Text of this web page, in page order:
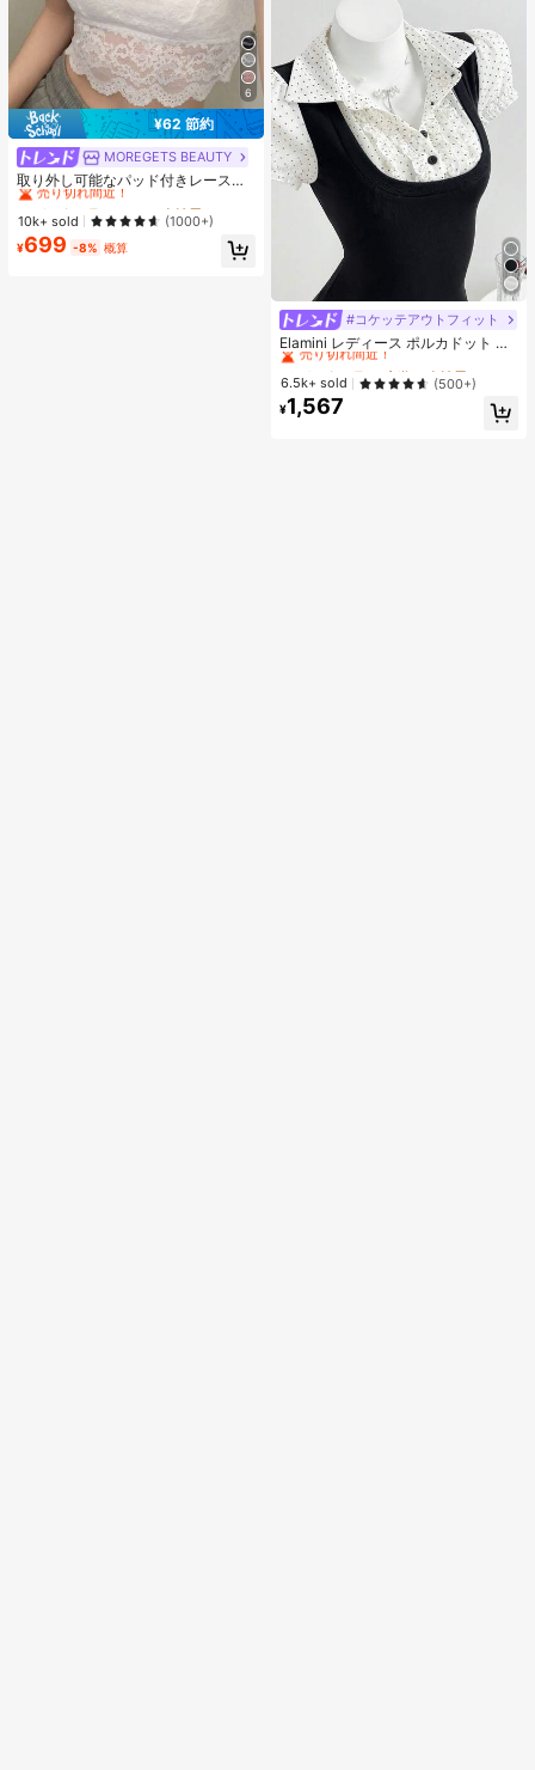
6
¥62 節約
MOREGETS BEAUTY
取り外し可能なパッド付きレースキ
ャミソール、多用途ノースリーブア
ンダーシャツ、女性向け、新学期、
クリスマス、春節、カジュアルホワ
イトサマー、シック&エレガント
#1 ベストセラー
モスク 女性用タンクトップ&キャミス
売り切れ間近！
#1 ベストセラー
売り切れ間近！
#1 ベストセラー
売り切れ間近！
#1 ベストセラー
10k+ sold (1000+)
¥699 -8% 概算
#コケッテアウトフィット
Elamini レディース ポルカドット パ
ッチワーク レーストリム 配色 ウエ
スト ショートスリーブ トップス 夏
用
#2 ベストセラー
夜遊び 女性用ブラウス
売り切れ間近！
#2 ベストセラー
売り切れ間近！
#2 ベストセラー
売り切れ間近！
#2 ベストセラー
6.5k+ sold (500+)
¥1,567